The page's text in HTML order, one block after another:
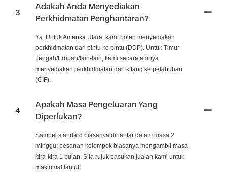
3
Adakah Anda Menyediakan
Perkhidmatan Penghantaran?
Ya. Untuk Amerika Utara, kami boleh menyediakan
perkhidmatan dari pintu ke pintu (DDP). Untuk Timur
Tengah/Eropah/lain-lain, kami secara amnya
menyediakan perkhidmatan dari kilang ke pelabuhan
(CIF).
4
Apakah Masa Pengeluaran Yang
Diperlukan?
Sampel standard biasanya dihantar dalam masa 2
minggu; pesanan kelompok biasanya mengambil masa
kira-kira 1 bulan. Sila rujuk pasukan jualan kami untuk
maklumat lanjut.